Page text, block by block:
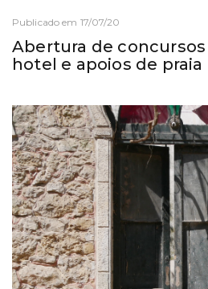
Publicado em 17/07/20
Abertura de
hotel e apoios de praia